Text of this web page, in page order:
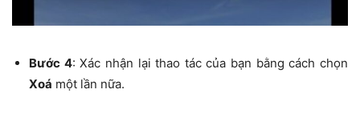
Bước 4: Xác nhận lại thao tác của bạn bằng cách chọn
Xoá một lần nữa.